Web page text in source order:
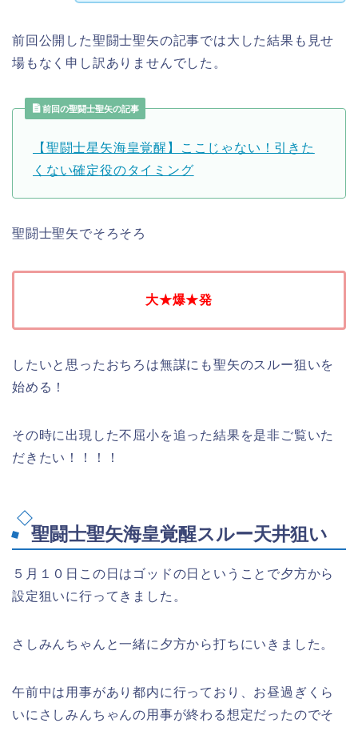
前回公開した聖闘士聖矢の記事では大した結果も見せ
場もなく申し訳ありませんでした。
前回の聖闘士聖矢の記事
【聖闘士星矢海皇覚醒】ここじゃない！引きた
くない確定役のタイミング
聖闘士聖矢でそろそろ
大★爆★発
したいと思ったおちろは無謀にも聖矢のスルー狙いを
始める！
その時に出現した不屈小を追った結果を是非ご覧いた
だきたい！！！！
聖闘士聖矢海皇覚醒スルー天井狙い
５月１０日この日はゴッドの日ということで夕方から
設定狙いに行ってきました。
さしみんちゃんと一緒に夕方から打ちにいきました。
午前中は用事があり都内に行っており、お昼過ぎくら
いにさしみんちゃんの用事が終わる想定だったのでそ